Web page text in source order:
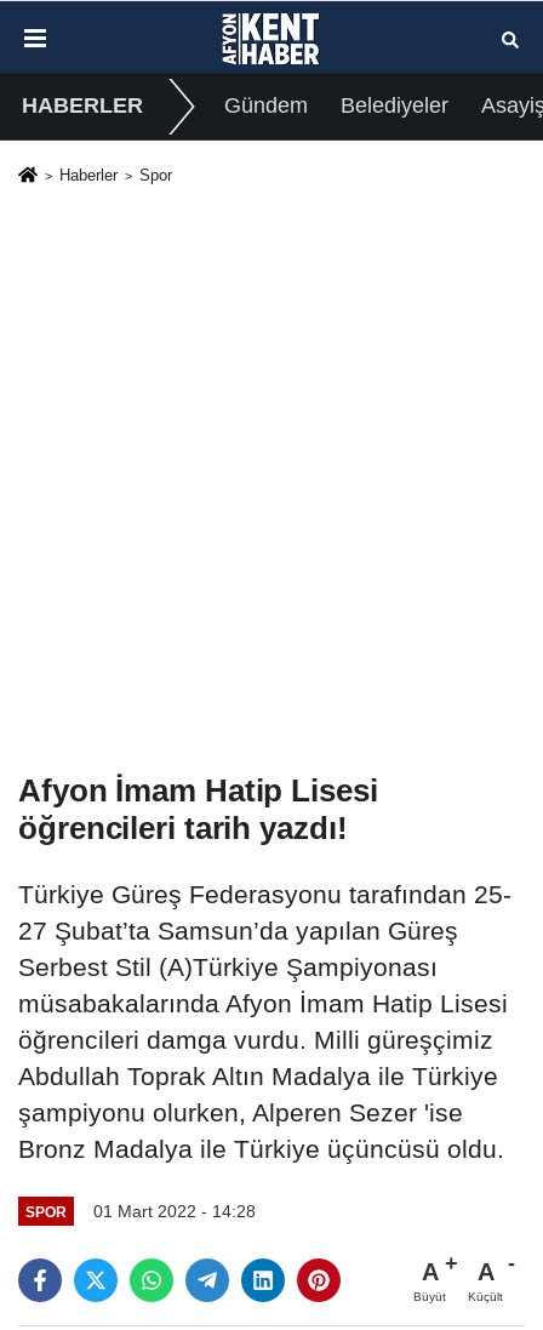
HABERLER Gündem Belediyeler
Haberler Spor
Afyon İmam Hatip Lisesi
öğrencileri tarih yazdı!
Türkiye Güreş Federasyonu tarafından 25-
27 Şubat’ta Samsun’da yapılan Güreş
Serbest Stil (A)Türkiye Şampiyonası
müsabakalarında Afyon İmam Hatip Lisesi
öğrencileri damga vurdu. Milli güreşçimiz
Abdullah Toprak Altın Madalya ile Türkiye
şampiyonu olurken, Alperen Sezer 'ise
Bronz Madalya ile Türkiye üçüncüsü oldu.
SPOR 01 Mart 2022 - 14:28
A
Büyüt
A
Küçült